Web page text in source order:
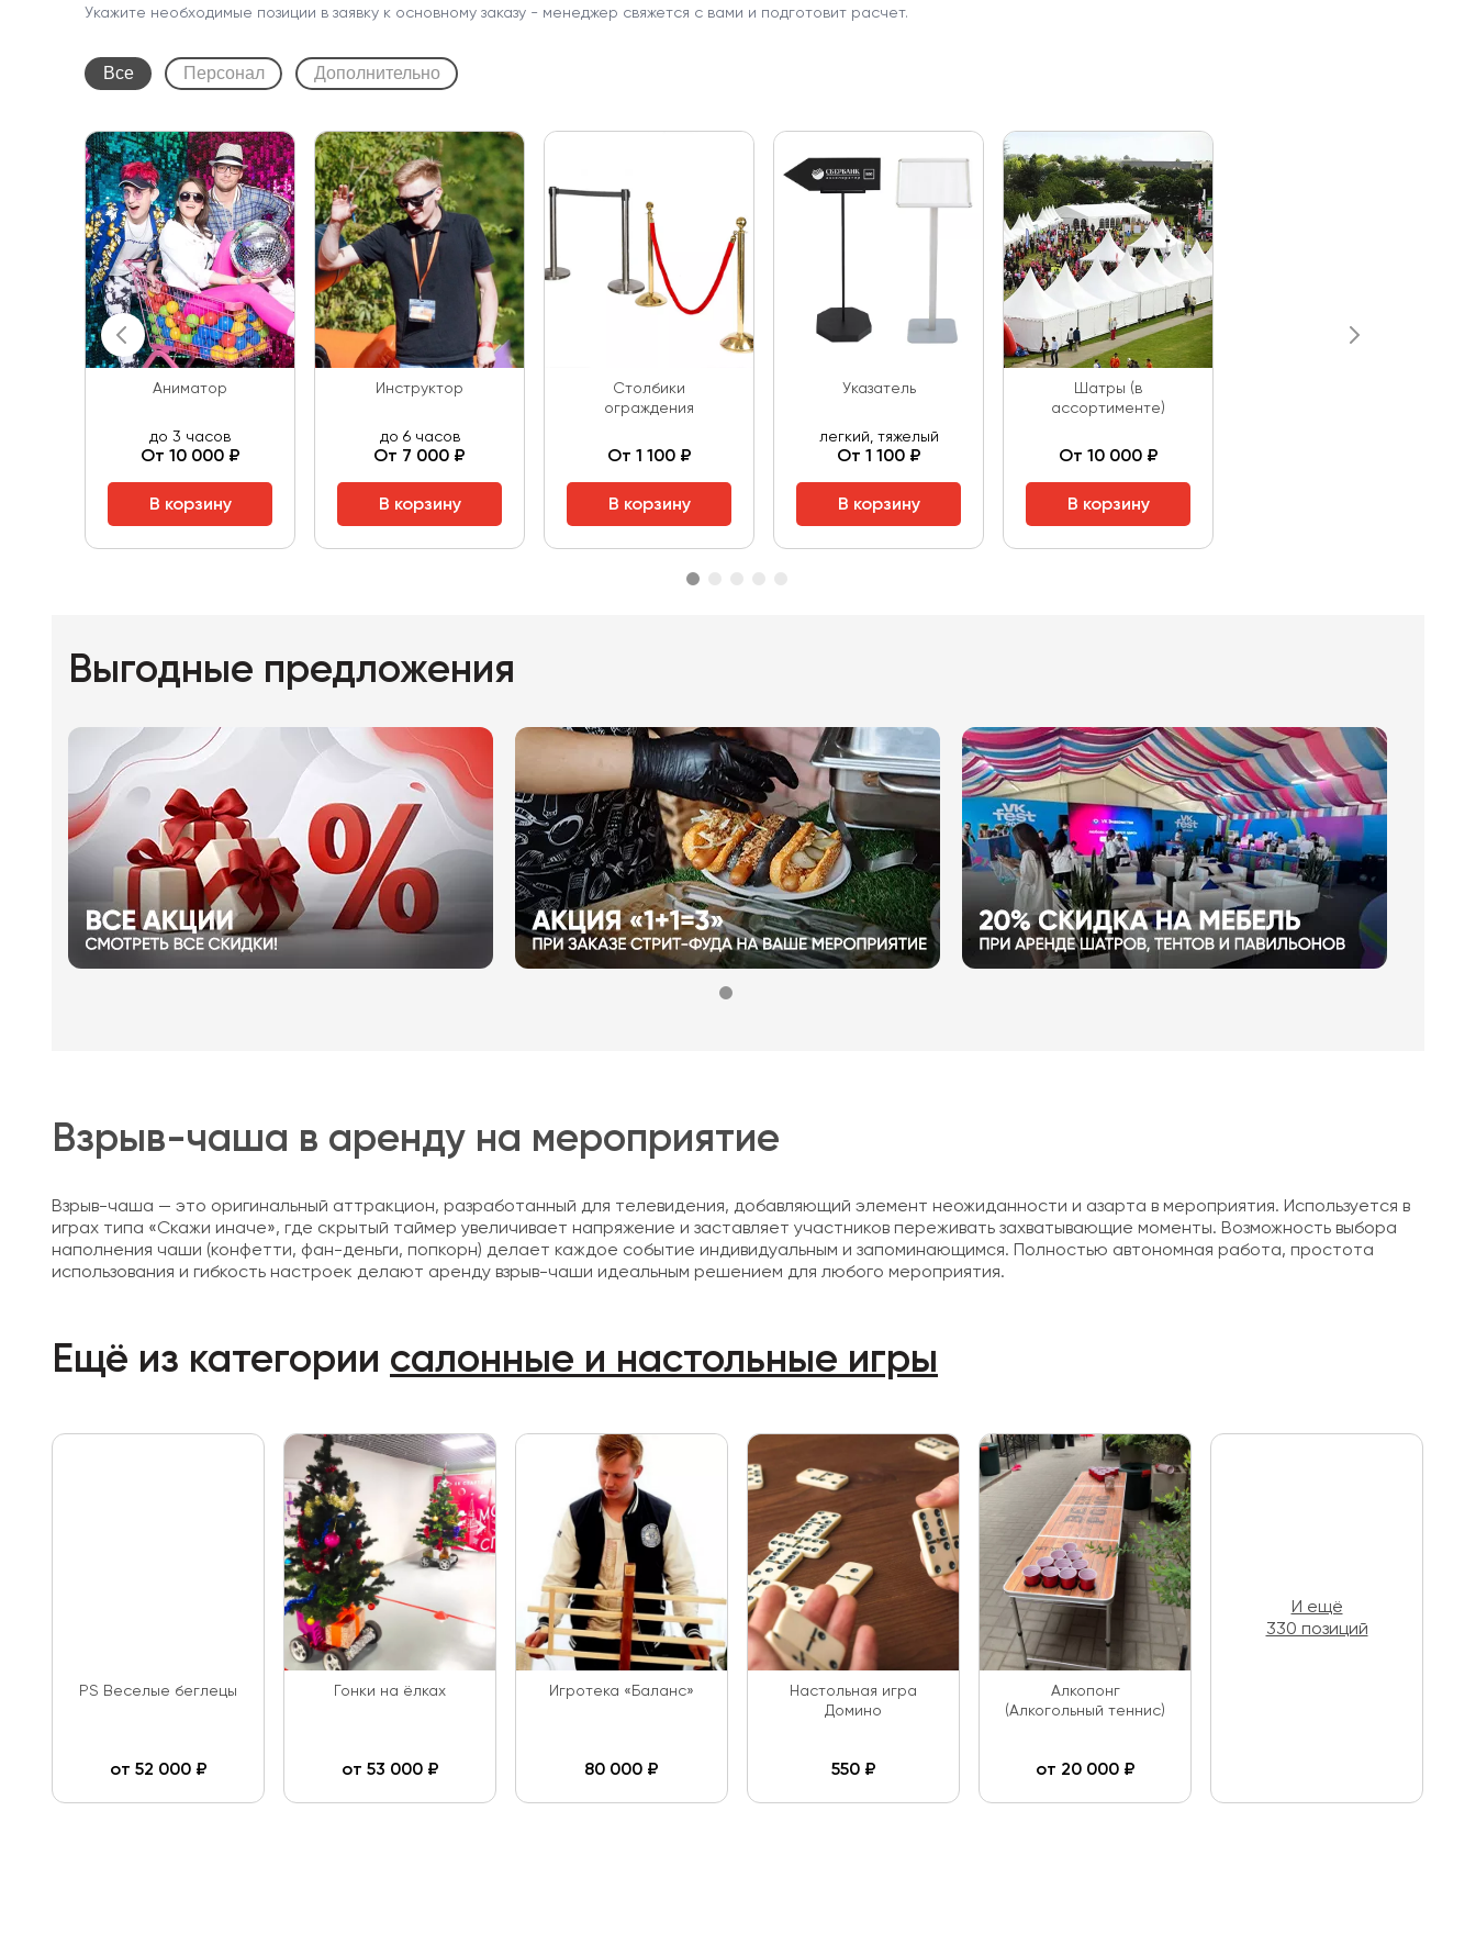
Укажите необходимые позиции в заявку к основному заказу - менеджер свяжется с вами и подготовит расчет.
Все Персонал Дополнительно
Аниматор
до 3 часов
От 10 000 ₽
В корзину
Инструктор
до 6 часов
От 7 000 ₽
В корзину
Столбики
ограждения
От 1 100 ₽
В корзину
Указатель
легкий, тяжелый
От 1 100 ₽
В корзину
Шатры (в
ассортименте)
От 10 000 ₽
В корзину
Выгодные предложения
Взрыв-чаша в аренду на мероприятие
Взрыв-чаша — это оригинальный аттракцион, разработанный для телевидения, добавляющий элемент неожиданности и азарта в мероприятия. Используется в
играх типа «Скажи иначе», где скрытый таймер увеличивает напряжение и заставляет участников переживать захватывающие моменты. Возможность выбора
наполнения чаши (конфетти, фан-деньги, попкорн) делает каждое событие индивидуальным и запоминающимся. Полностью автономная работа, простота
использования и гибкость настроек делают аренду взрыв-чаши идеальным решением для любого мероприятия.
Ещё из категории салонные и настольные игры
PS Веселые беглецы
от 52 000₽
Гонки на ёлках
от 53 000₽
Игротека «Баланс»
80 000 ₽
Настольная игра
Домино
550₽
Алкопонг
(Алкогольный теннис)
от 20 000₽
И ещё
330 позиций